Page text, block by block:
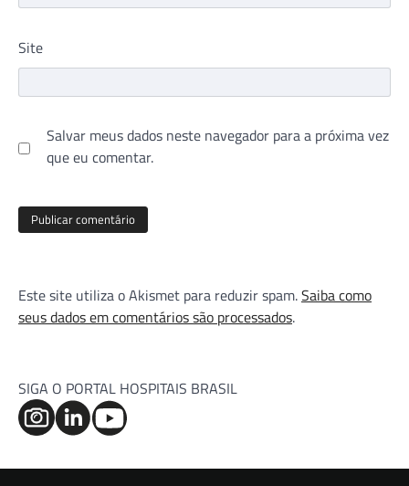
Site
Salvar meus dados neste navegador para a próxima vez
que eu comentar.
Este site utiliza o Akismet para reduzir spam.Saiba como
seus dados em comentários são processados.
SIGA O PORTAL HOSPITAIS BRASIL